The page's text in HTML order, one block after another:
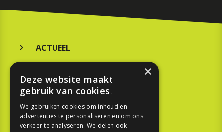
ACTUEEL
KOOPGIDS
TESTEN
×
Deze website maakt
gebruik van cookies.
We gebruiken cookies om inhoud en
advertenties te personaliseren en om ons
verkeer te analyseren. We delen ook